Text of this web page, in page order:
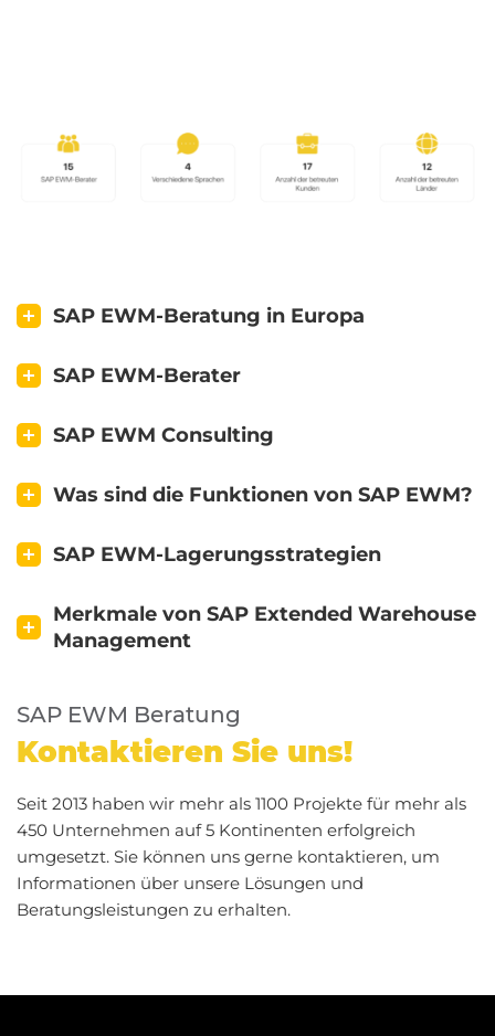
SAP EWM-Beratung in Europa
SAP EWM-Berater
SAP EWM Consulting
Was sind die Funktionen von SAP EWM?
SAP EWM-Lagerungsstrategien
Merkmale von SAP Extended Warehouse
Management
SAP EWM Beratung
Kontaktieren Sie uns!
Seit 2013 haben wir mehr als 1100 Projekte für mehr als
450 Unternehmen auf 5 Kontinenten erfolgreich
umgesetzt. Sie können uns gerne kontaktieren, um
Informationen über unsere Lösungen und
Beratungsleistungen zu erhalten.